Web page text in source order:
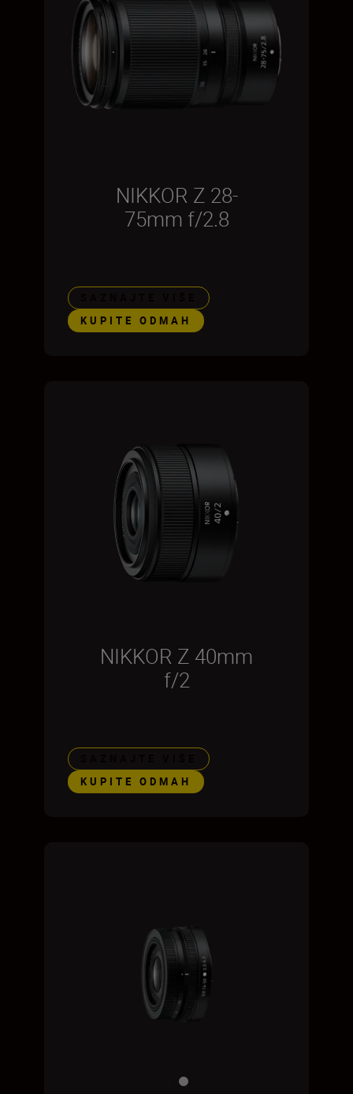
NIKKOR Z 28-
75mm f/2.8
KUPITE ODMAH
NIKKOR Z 40mm
f/2
KUPITE ODMAH